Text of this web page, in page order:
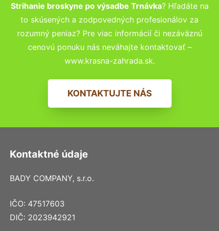
Strihanie broskyne po výsadbe Trnávka? Hľadáte na
to skúsených a zodpovedných profesionálov za
rozumný peniaz? Pre viac informácií či nezáväznú
cenovú ponuku nás neváhajte kontaktovať –
www.krasna-zahrada.sk.
KONTAKTUJTE NÁS
Kontaktné údaje
BADY COMPANY, s.r.o.
IČO: 47517603
DIČ: 2023942921